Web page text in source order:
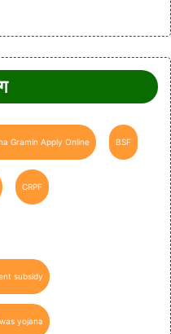
Gramin Apply Online BSF
CRPF
subsidy
yojana